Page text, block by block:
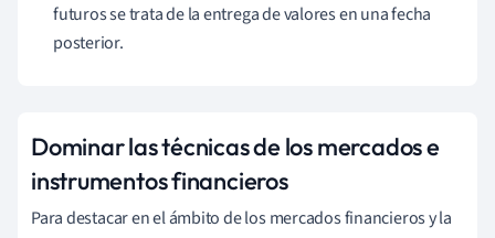
futuros se trata de la entrega de valores en una fecha
posterior.
Dominar las técnicas de los mercados e
instrumentos financieros
Para destacar en el ámbito de los mercados financieros y la